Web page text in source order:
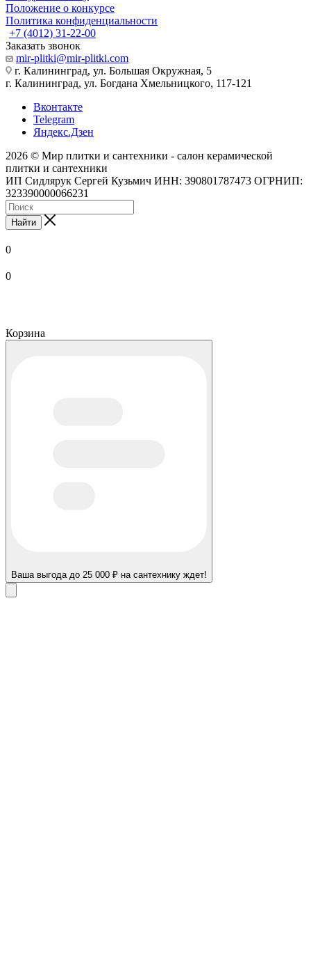
Положение о конкурсе
Политика конфиденциальности
+7 (4012) 31-22-00
Заказать звонок
mir-plitki@mir-plitki.com
г. Калининград, ул. Большая Окружная, 5
г. Калининград, ул. Богдана Хмельницкого, 117-121
Вконтакте
Telegram
Яндекс.Дзен
2026 © Мир плитки и сантехники - салон керамической
плитки и сантехники
ИП Сидлярук Сергей Кузьмич ИНН: 390801787473 ОГРНИП:
323390000066231
Найти
0
0
Корзина
Ваша выгода до 25 000 ₽ на сантехнику ждет!